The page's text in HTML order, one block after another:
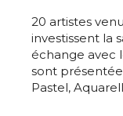
20 artistes
investissent la
échange avec
sont
Pastel,